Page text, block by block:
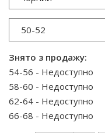
Знято з продажу:
54-56 - Недоступно
58-60 - Недоступно
62-64 - Недоступно
66-68 - Недоступно